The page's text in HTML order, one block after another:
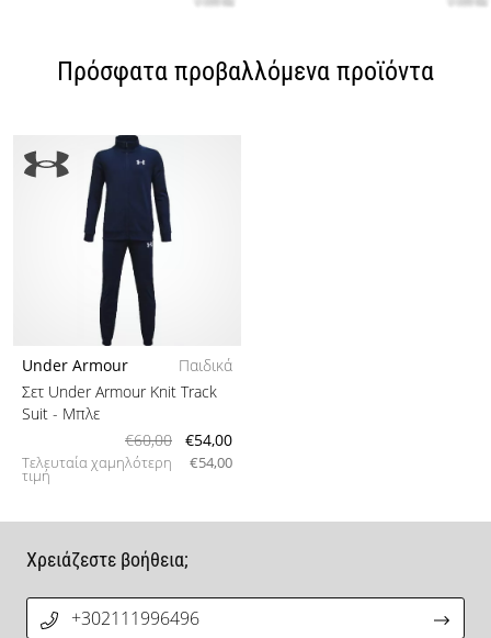
Πρόσφατα προβαλλόμενα προϊόντα
Under Armour
Παιδικά
Σετ Under Armour Knit Track
Suit - Μπλε
€60,00
€54,00
Τελευταία χαμηλότερη
τιμή
€54,00
Χρειάζεστε βοήθεια;
+302111996496